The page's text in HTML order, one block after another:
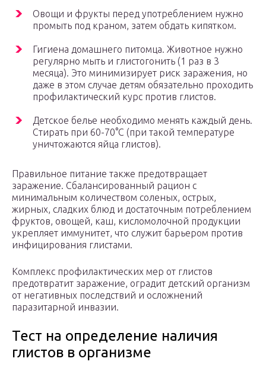
Овощи и фрукты перед употреблением нужно
промыть под краном, затем обдать кипятком.
Гигиена домашнего питомца. Животное нужно
регулярно мыть и глистогонить (1 раз в 3
месяца). Это минимизирует риск заражения, но
даже в этом случае детям обязательно проходить
профилактический курс против глистов.
Детское белье необходимо менять каждый день.
Стирать при 60-70°C (при такой температуре
уничтожаются яйца глистов).
Правильное питание также предотвращает
заражение. Сбалансированный рацион с
минимальным количеством соленых, острых,
жирных, сладких блюд и достаточным потреблением
фруктов, овощей, каш, кисломолочной продукции
укрепляет иммунитет, что служит барьером против
инфицирования глистами.
Комплекс профилактических мер от глистов
предотвратит заражение, оградит детский организм
от негативных последствий и осложнений
паразитарной инвазии.
Тест на определение наличия
глистов в организме